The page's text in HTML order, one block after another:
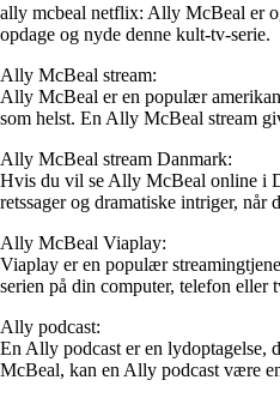
ally mcbeal netflix: Ally McBeal er
opdage og nyde denne kult-tv-serie.
Ally McBeal stream:
Ally McBeal er en populær
som helst. En Ally McBeal stream
Ally McBeal stream Danmark:
Hvis du vil se Ally McBeal online i
retssager og dramatiske intriger, når
Ally McBeal Viaplay:
Viaplay er en populær
serien på din computer, telefon eller
Ally podcast:
En Ally podcast er en lydoptagelse,
McBeal, kan en Ally podcast være